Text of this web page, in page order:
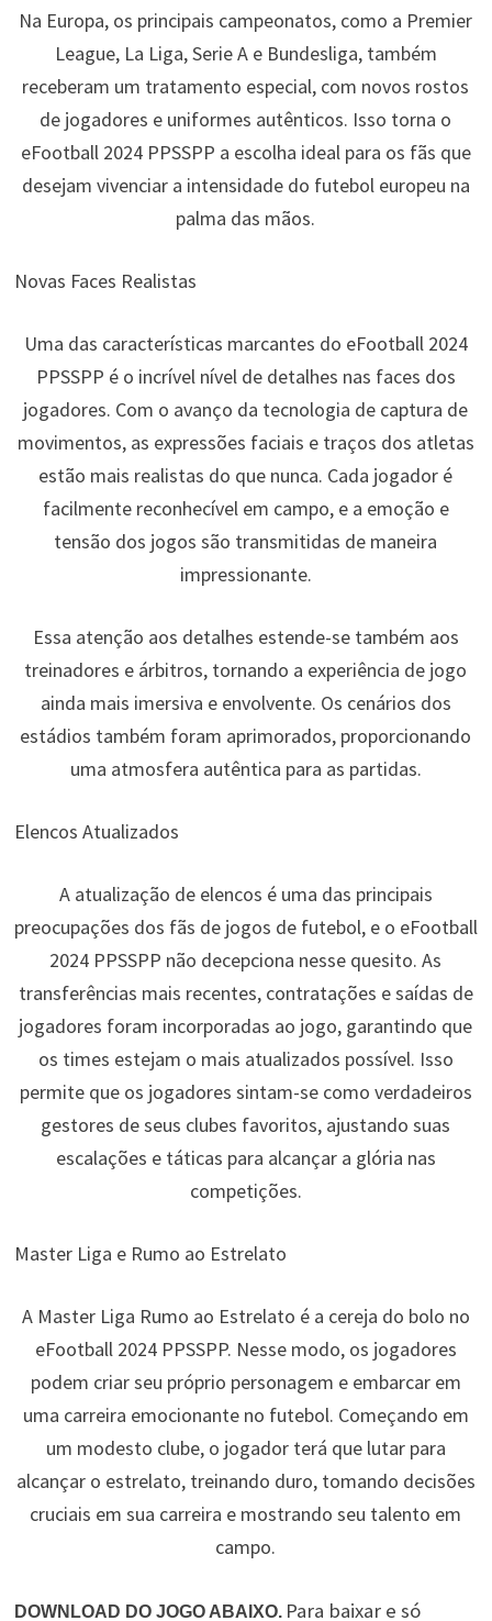
Na Europa, os principais campeonatos, como a Premier
League, La Liga, Serie A e Bundesliga, também
receberam um tratamento especial, com novos rostos
de jogadores e uniformes autênticos. Isso torna o
eFootball 2024 PPSSPP a escolha ideal para os fãs que
desejam vivenciar a intensidade do futebol europeu na
palma das mãos.
Novas Faces Realistas
Uma das características marcantes do eFootball 2024
PPSSPP é o incrível nível de detalhes nas faces dos
jogadores. Com o avanço da tecnologia de captura de
movimentos, as expressões faciais e traços dos atletas
estão mais realistas do que nunca. Cada jogador é
facilmente reconhecível em campo, e a emoção e
tensão dos jogos são transmitidas de maneira
impressionante.
Essa atenção aos detalhes estende-se também aos
treinadores e árbitros, tornando a experiência de jogo
ainda mais imersiva e envolvente. Os cenários dos
estádios também foram aprimorados, proporcionando
uma atmosfera autêntica para as partidas.
Elencos Atualizados
A atualização de elencos é uma das principais
preocupações dos fãs de jogos de futebol, e o eFootball
2024 PPSSPP não decepciona nesse quesito. As
transferências mais recentes, contratações e saídas de
jogadores foram incorporadas ao jogo, garantindo que
os times estejam o mais atualizados possível. Isso
permite que os jogadores sintam-se como verdadeiros
gestores de seus clubes favoritos, ajustando suas
escalações e táticas para alcançar a glória nas
competições.
Master Liga e Rumo ao Estrelato
A Master Liga Rumo ao Estrelato é a cereja do bolo no
eFootball 2024 PPSSPP. Nesse modo, os jogadores
podem criar seu próprio personagem e embarcar em
uma carreira emocionante no futebol. Começando em
um modesto clube, o jogador terá que lutar para
alcançar o estrelato, treinando duro, tomando decisões
cruciais em sua carreira e mostrando seu talento em
campo.
DOWNLOAD DO JOGO ABAIXO. Para baixar e só